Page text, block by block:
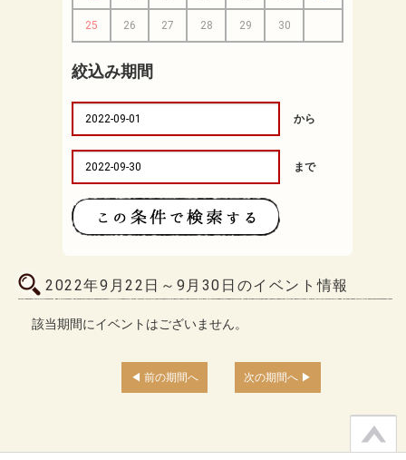
25 26 27 28 29 30
絞込み期間
から
まで
2022年9月22日～9月30日のイベント情報
該当期間にイベントはございません。
前の期間へ 次の期間へ